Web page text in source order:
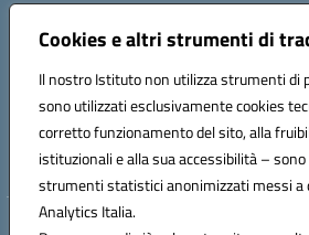
Cookies e altri strumenti di
Il nostro Istituto non utilizza strumenti di
sono utilizzati esclusivamente cookies
corretto funzionamento del sito, alla
istituzionali e alla sua accessibilità –
strumenti statistici anonimizzati messi a
Analytics Italia.
Indirizzo:
Centralino:(+39) 0737787634 Email:
Codice fiscale: 92010940432
Codice meccanografico:
MCIC80700N
Codice unico di fatturazione (CUF): UF5MY2
Hosting & Powered by 3D